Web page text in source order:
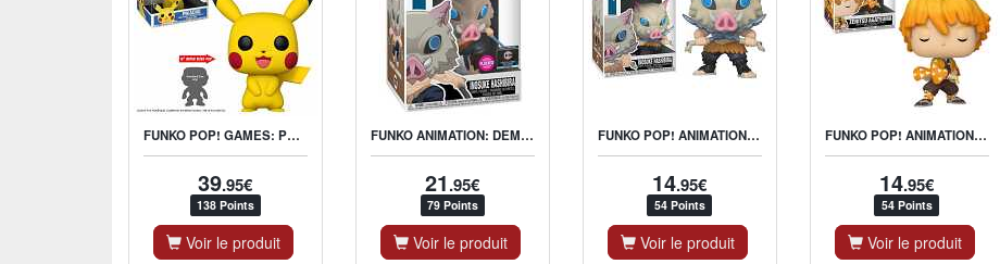
FUNKO POP! GAMES: POKÉMON - PIKACHU 10" SUPER SIZED POP!
39.95€
138 Points
Voir le produit
FUNKO ANIMATION: DEMON SLAYER - INOSUKE (FLOCKED) - US EXCLUSIVE
21.95€
79 Points
Voir le produit
FUNKO POP! ANIMATION: DEMON SLAYER - INOSUKE HASHIBIRA
14.95€
54 Points
Voir le produit
FUNKO POP! ANIMATION: DEMON SLAYER - ZENITSU AGATSUMA
14.95€
54 Points
Voir le produit